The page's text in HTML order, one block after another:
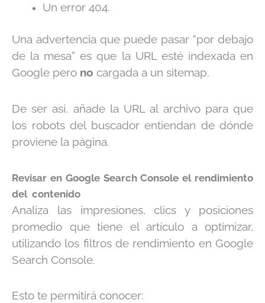
Un error 404.
Una advertencia que puede pasar “por debajo
de la mesa” es que la URL esté indexada en
Google pero no cargada a un sitemap.
De ser así, añade la URL al archivo para que
los robots del buscador entiendan de dónde
proviene la página.
Revisar en Google Search Console el rendimiento
del contenido
Analiza las impresiones, clics y posiciones
promedio que tiene el artículo a optimizar,
utilizando los filtros de rendimiento en Google
Search Console.
Esto te permitirá conocer: